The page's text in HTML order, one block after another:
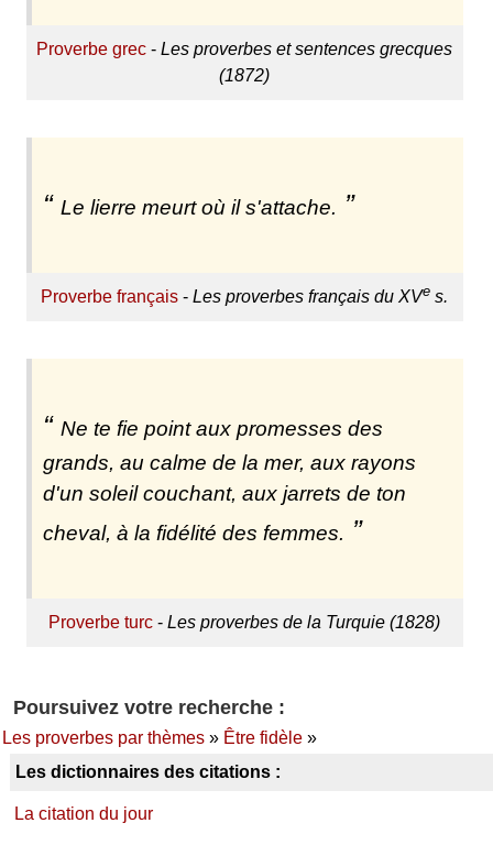
Proverbe grec -Les proverbes et sentences grecques
(1872)
Le lierre meurt où il s'attache.
Proverbe français -Les proverbes français du XVe s.
Ne te fie point aux promesses des
grands, au calme de la mer, aux rayons
d'un soleil couchant, aux jarrets de ton
cheval, à la fidélité des femmes.
Proverbe turc -Les proverbes de la Turquie (1828)
Poursuivez votre recherche :
Les proverbes par thèmes» Être fidèle»
Les dictionnaires des citations :
La citation du jour